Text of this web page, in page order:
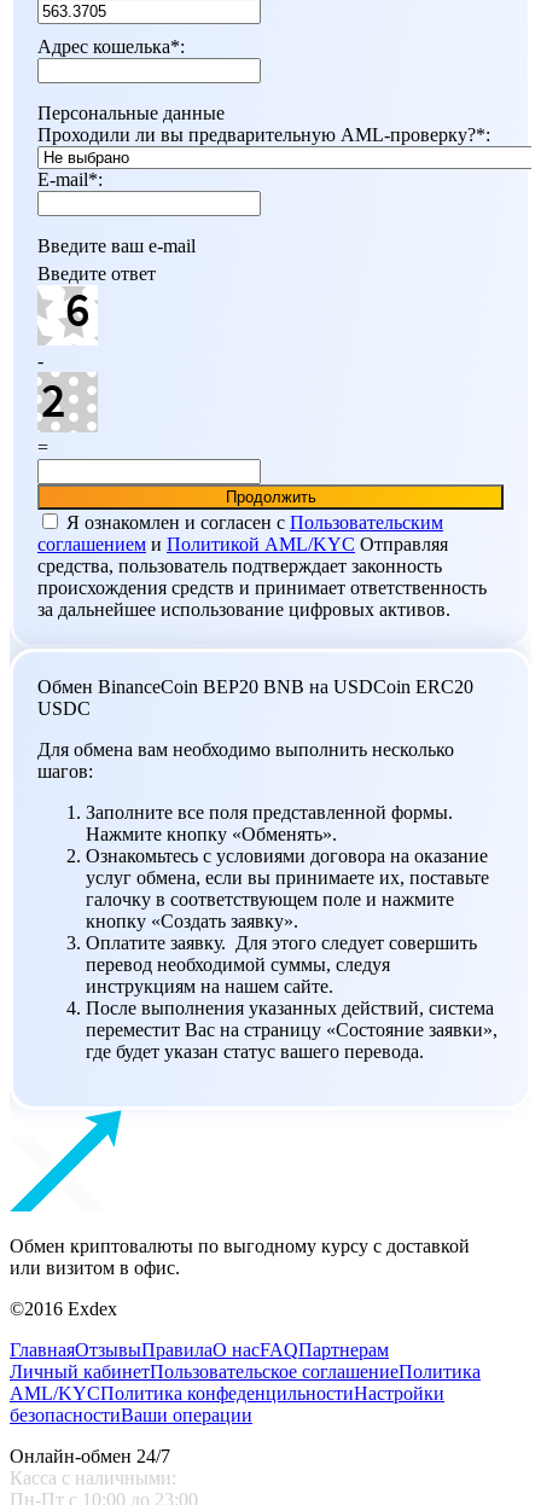
Адрес кошелька*:
Персональные данные
Проходили ли вы предварительную AML-проверку?*:
E-mail*:
Введите ваш e-mail
Введите ответ
-
=
Я ознакомлен и согласен c Пользовательским
соглашением и Политикой AML/KYC Отправляя
средства, пользователь подтверждает законность
происхождения средств и принимает ответственность
за дальнейшее использование цифровых активов.
Обмен BinanceCoin BEP20 BNB на USDCoin ERC20
USDC
Для обмена вам необходимо выполнить несколько
шагов:
Заполните все поля представленной формы.
Нажмите кнопку «Обменять».
Ознакомьтесь с условиями договора на оказание
услуг обмена, если вы принимаете их, поставьте
галочку в соответствующем поле и нажмите
кнопку «Создать заявку».
Оплатите заявку. Для этого следует совершить
перевод необходимой суммы, следуя
инструкциям на нашем сайте.
После выполнения указанных действий, система
переместит Вас на страницу «Состояние заявки»,
где будет указан статус вашего перевода.
Обмен криптовалюты по выгодному курсу с доставкой
или визитом в офис.
©2016 Exdex
ГлавнаяОтзывыПравилаО насFAQПартнерам
Личный кабинетПользовательское соглашениеПолитика
AML/KYCПолитика конфеденцильностиНастройки
безопасностиВаши операции
Онлайн-обмен 24/7
Касса с наличными:
Пн-Пт с 10:00 до 23:00